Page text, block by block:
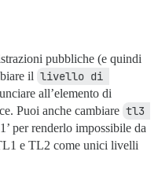
pubbliche (e quindi
il livello di
all’elemento di
Puoi anche cambiare tl3
per renderlo impossibile da
e TL2 come unici livelli